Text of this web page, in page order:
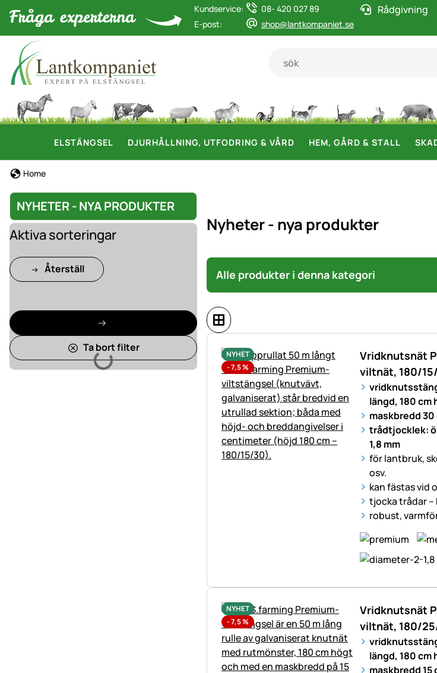
Kundservice:
08- 420 027 89
E-post:
shop@lantkompaniet.se
Rådgivning
ELSTÄNGSEL DJURHÅLLNING, UTFODRING & VÅRD HEM, GÅRD & STALL
Home
NYHETER - NYA PRODUKTER
Laddar
Aktiva sorteringar
Återställ
Ta bort filter
Nyheter - nya produkter
Alle produkter i denna kategori
NYHET
-7,5%
Vridknutsnät
viltnät, 180/
längd, 180 cm
maskbredd
trådtjocklek:
1,8 mm
för lantbruk,
osv.
kan fästas vid
tjocka trådar
robust,
NYHET
-7,5%
Vridknutsnät
viltnät, 180/
längd, 180 cm
maskbredd 15